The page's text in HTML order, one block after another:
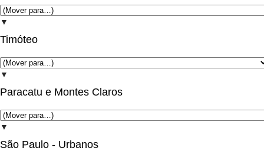
▼
Timóteo
▼
Paracatu e Montes Claros
▼
São Paulo - Urbanos